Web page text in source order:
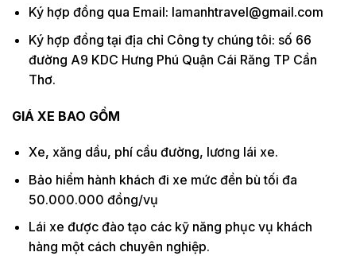
Ký hợp đồng qua Email: lamanhtravel@gmail.com
Ký hợp đồng tại địa chỉ Công ty chúng tôi: số 66
đường A9 KDC Hưng Phú Quận Cái Răng TP Cần
Thơ.
GIÁ XE BAO GỒM
Xe, xăng dầu, phí cầu đường, lương lái xe.
Bảo hiểm hành khách đi xe mức đền bù tối đa
50.000.000 đồng/vụ
Lái xe được đào tạo các kỹ năng phục vụ khách
hàng một cách chuyên nghiệp.